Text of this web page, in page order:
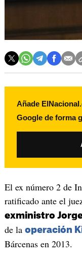
Añade
Google de forma
El ex número 2 de
ratificado ante el
exministro
de la operación
Bárcenas en 2013.